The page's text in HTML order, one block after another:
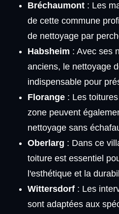
Bréchaumont: Les
de cette commune
de nettoyage par
Habsheim : Avec ses
anciens, le nettoyage
indispensable pour
Florange: Les
zone peuvent
nettoyage sans
Oberlarg : Dans ce
toiture est essentiel
l'esthétique et la
Wittersdorf: Les
sont adaptées aux